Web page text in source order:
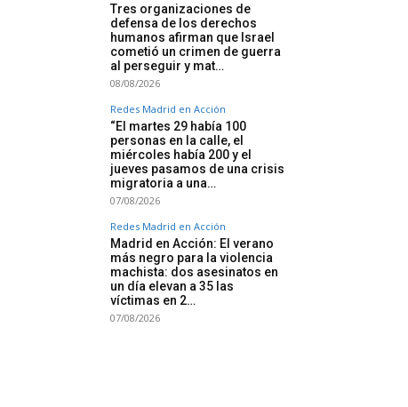
Tres organizaciones de
defensa de los derechos
humanos afirman que Israel
cometió un crimen de guerra
al perseguir y mat…
08/08/2026
Redes Madrid en Acción
“El martes 29 había 100
personas en la calle, el
miércoles había 200 y el
jueves pasamos de una crisis
migratoria a una…
07/08/2026
Redes Madrid en Acción
Madrid en Acción: El verano
más negro para la violencia
machista: dos asesinatos en
un día elevan a 35 las
víctimas en 2…
07/08/2026